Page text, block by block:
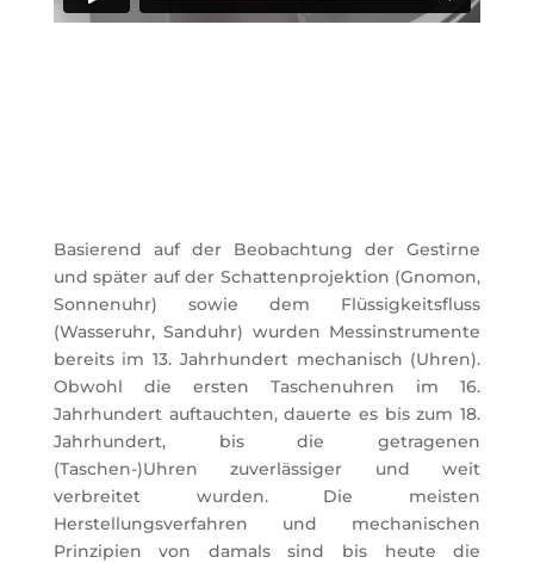
Basierend auf der Beobachtung der Gestirne
und später auf der Schattenprojektion (Gnomon,
Sonnenuhr) sowie dem Flüssigkeitsfluss
(Wasseruhr, Sanduhr) wurden Messinstrumente
bereits im 13. Jahrhundert mechanisch (Uhren).
Obwohl die ersten Taschenuhren im 16.
Jahrhundert auftauchten, dauerte es bis zum 18.
Jahrhundert, bis die getragenen
(Taschen-)Uhren zuverlässiger und weit
verbreitet wurden. Die meisten
Herstellungsverfahren und mechanischen
Prinzipien von damals sind bis heute die